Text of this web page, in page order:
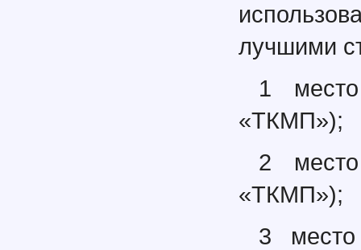
лучшими
1
«ТКМП»);
2
«ТКМП»);
3